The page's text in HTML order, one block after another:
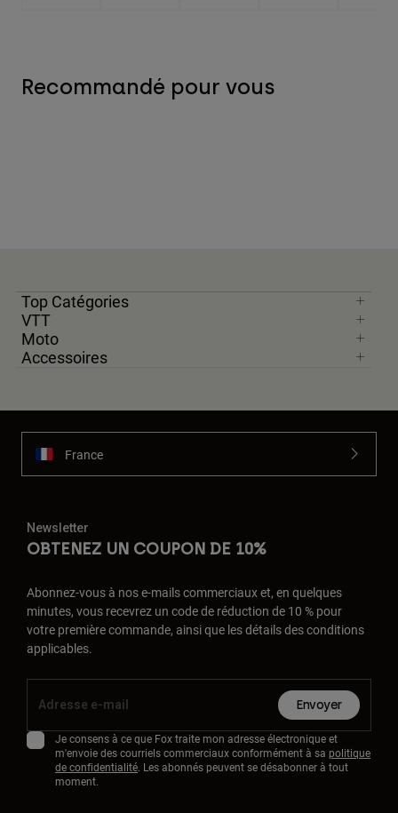
Recommandé pour vous
Top Catégories
VTT
Moto
Accessoires
France
Newsletter
OBTENEZ UN COUPON DE 10%
Abonnez-vous à nos e-mails commerciaux et, en quelques
minutes, vous recevrez un code de réduction de 10 % pour
votre première commande, ainsi que les détails des conditions
applicables.
Envoyer
Je consens à ce que Fox traite mon adresse électronique et
m'envoie des courriels commerciaux conformément à sa politique
de confidentialité. Les abonnés peuvent se désabonner à tout
moment.